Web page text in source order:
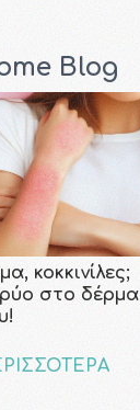
Blog
κοκκινίλες;
στο δέρμα